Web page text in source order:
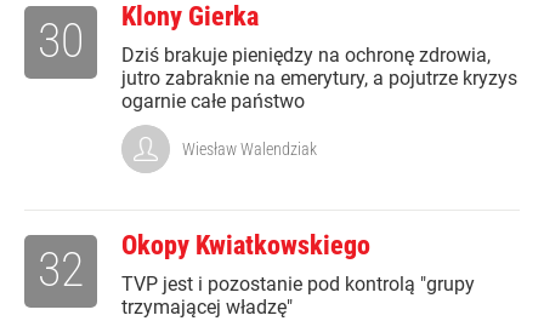
Klony Gierka
Dziś brakuje pieniędzy na ochronę zdrowia,
jutro zabraknie na emerytury, a pojutrze kryzys
ogarnie całe państwo
30
Wiesław Walendziak
Okopy Kwiatkowskiego
TVP jest i pozostanie pod kontrolą "grupy
trzymającej władzę"
32